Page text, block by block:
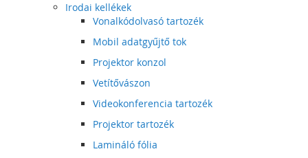
Irodai kellékek
Vonalkódolvasó tartozék
Mobil adatgyűjtő tok
Projektor konzol
Vetítővászon
Videokonferencia tartozék
Projektor tartozék
Lamináló fólia